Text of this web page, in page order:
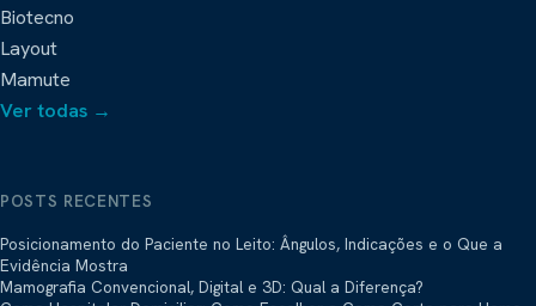
Biotecno
Layout
Mamute
Ver todas →
POSTS RECENTES
Posicionamento do Paciente no Leito: Ângulos, Indicações e o Que a
Evidência Mostra
Mamografia Convencional, Digital e 3D: Qual a Diferença?